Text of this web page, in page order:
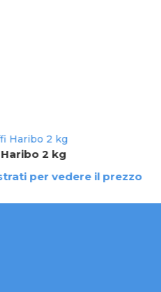
2 kg
per vedere il prezzo